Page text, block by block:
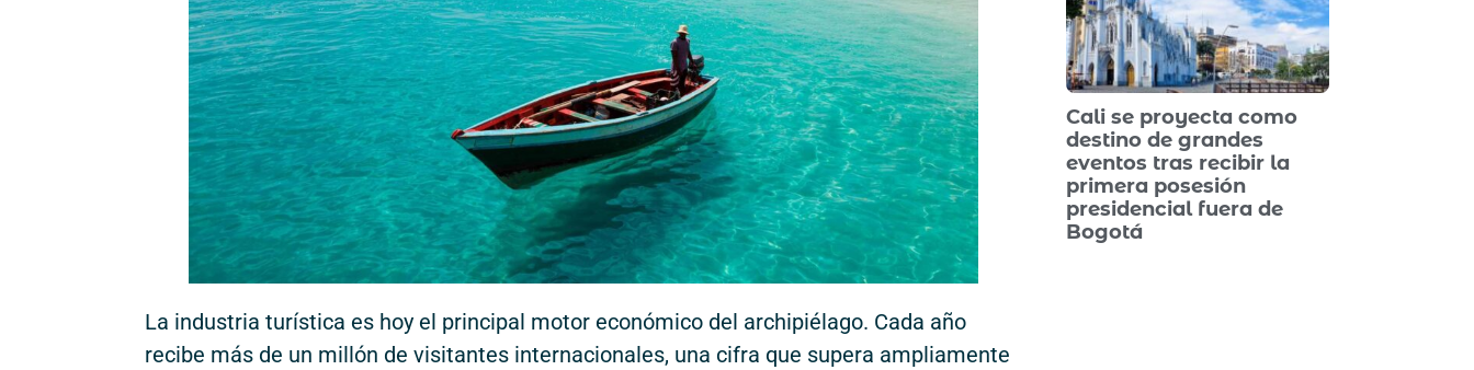
La industria turística es hoy el principal motor económico del archipiélago. Cada año
recibe más de un millón de visitantes internacionales, una cifra que supera ampliamente
Cali se proyecta como
destino de grandes
eventos tras recibir la
primera posesión
presidencial fuera de
Bogotá